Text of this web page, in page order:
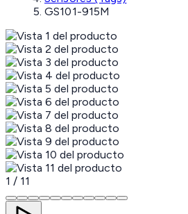
GS101-915M
1 / 11